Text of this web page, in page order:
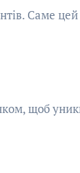
Саме
щоб